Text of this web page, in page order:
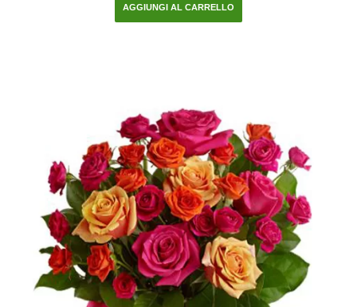
AGGIUNGI AL CARRELLO